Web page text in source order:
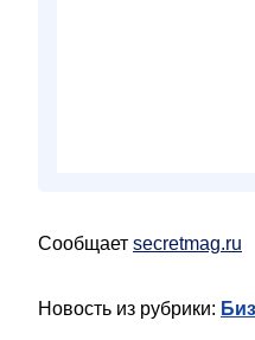
Сообщает secretmag.ru
Новость из рубрики: